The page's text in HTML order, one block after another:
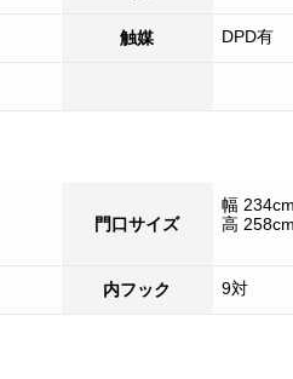
触媒 DPD有
門口サイズ
幅 234cm
高 258cm
内フック 9対